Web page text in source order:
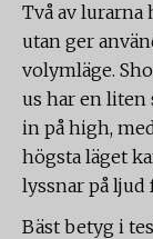
Två av lurarna
utan ger
volymläge.
us har en liten
in på high,
högsta läget
lyssnar på ljud
Bäst betyg i